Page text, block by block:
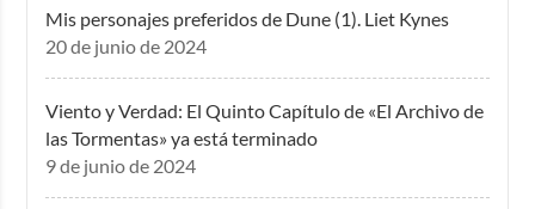
Mis personajes preferidos de Dune (1). Liet Kynes
20 de junio de 2024
Viento y Verdad: El Quinto Capítulo de «El Archivo de
las Tormentas» ya está terminado
9 de junio de 2024